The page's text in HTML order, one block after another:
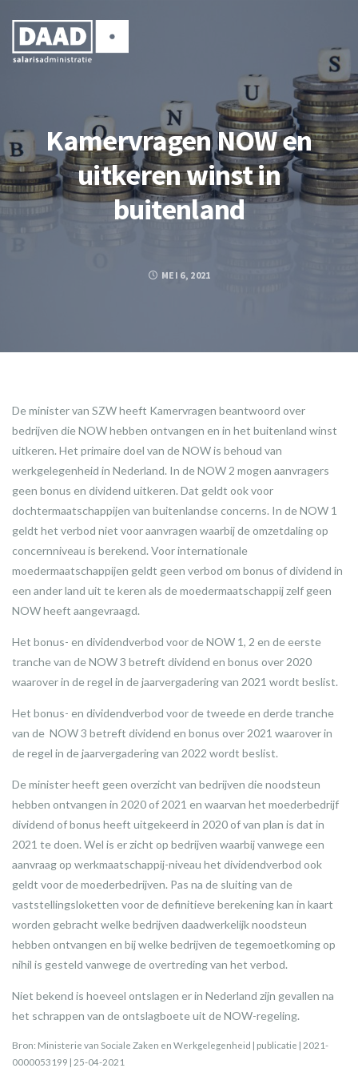
Kamervragen NOW en
uitkeren winst in
buitenland
MEI 6, 2021
De minister van SZW heeft Kamervragen beantwoord over
bedrijven die NOW hebben ontvangen en in het buitenland winst
uitkeren. Het primaire doel van de NOW is behoud van
werkgelegenheid in Nederland. In de NOW 2 mogen aanvragers
geen bonus en dividend uitkeren. Dat geldt ook voor
dochtermaatschappijen van buitenlandse concerns. In de NOW 1
geldt het verbod niet voor aanvragen waarbij de omzetdaling op
concernniveau is berekend. Voor internationale
moedermaatschappijen geldt geen verbod om bonus of dividend in
een ander land uit te keren als de moedermaatschappij zelf geen
NOW heeft aangevraagd.
Het bonus- en dividendverbod voor de NOW 1, 2 en de eerste
tranche van de NOW 3 betreft dividend en bonus over 2020
waarover in de regel in de jaarvergadering van 2021 wordt beslist.
Het bonus- en dividendverbod voor de tweede en derde tranche
van de NOW 3 betreft dividend en bonus over 2021 waarover in
de regel in de jaarvergadering van 2022 wordt beslist.
De minister heeft geen overzicht van bedrijven die noodsteun
hebben ontvangen in 2020 of 2021 en waarvan het moederbedrijf
dividend of bonus heeft uitgekeerd in 2020 of van plan is dat in
2021 te doen. Wel is er zicht op bedrijven waarbij vanwege een
aanvraag op werkmaatschappij-niveau het dividendverbod ook
geldt voor de moederbedrijven. Pas na de sluiting van de
vaststellingsloketten voor de definitieve berekening kan in kaart
worden gebracht welke bedrijven daadwerkelijk noodsteun
hebben ontvangen en bij welke bedrijven de tegemoetkoming op
nihil is gesteld vanwege de overtreding van het verbod.
Niet bekend is hoeveel ontslagen er in Nederland zijn gevallen na
het schrappen van de ontslagboete uit de NOW-regeling.
Bron: Ministerie van Sociale Zaken en Werkgelegenheid | publicatie | 2021-
0000053199 | 25-04-2021